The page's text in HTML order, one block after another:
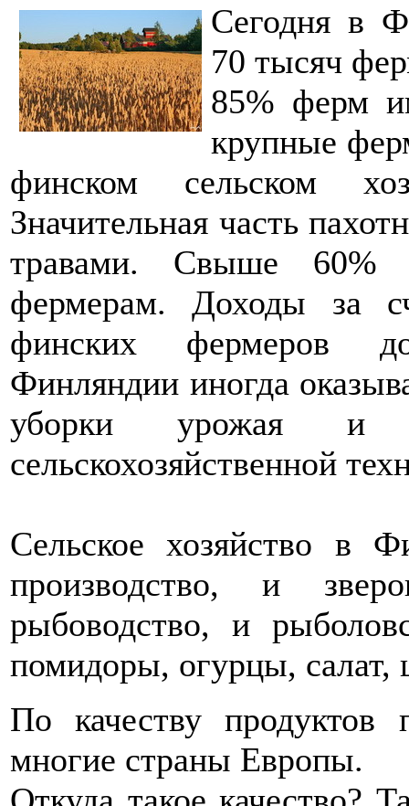
Сегодня в
70 тысяч
85% ферм
крупные
финском сельском
Значительная часть
травами. Свыше 60%
фермерам. Доходы за
финских фермеров
Финляндии иногда
уборки урожая и
сельскохозяйственной
Сельское хозяйство в
производство, и
рыбоводство, и
помидоры, огурцы, салат,
По качеству продуктов
многие страны Европы.